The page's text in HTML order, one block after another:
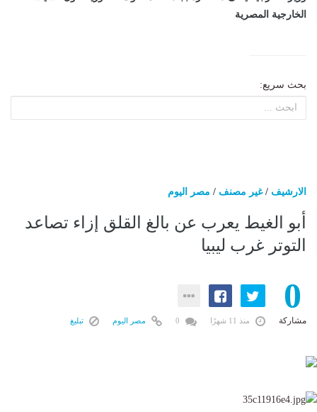
الخارجية المصرية
بحث سريع:
الارشيف /غير مصنف / مصر اليوم
أبو الغيط يعرب عن بالغ القلق إزاء تصاعد
التوتر غرب ليبيا
0
مشاركة منذ 11 شهرًا مصر اليوم تبليغ